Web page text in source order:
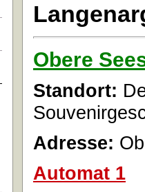
Obere
Standort:
Adresse:
Automat 1